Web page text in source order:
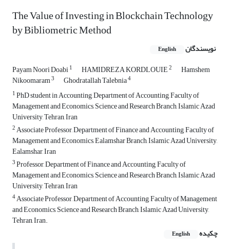
The Value of Investing in Blockchain Technology
by Bibliometric Method
نویسندگان English
Payam Noori Doabi1 HAMIDREZA KORDLOUIE2 Hamshem
Nikoomaram3 Ghodratallah Talebnia4
1PhD student in Accounting, Department of Accounting, Faculty of
Management and Economics, Science and Research Branch, Islamic Azad
University, Tehran, Iran
2Associate Professor, Department of Finance and Accounting, Faculty of
Management and Economics, Ealamshar Branch, Islamic Azad University,
Ealamshar, Iran
3Professor, Department of Finance and Accounting, Faculty of
Management and Economics, Science and Research Branch, Islamic Azad
University, Tehran, Iran
4Associate Professor, Department of Accounting, Faculty of Management
and Economics, Science and Research Branch, Islamic Azad University,
Tehran, Iran.
چکیده
English